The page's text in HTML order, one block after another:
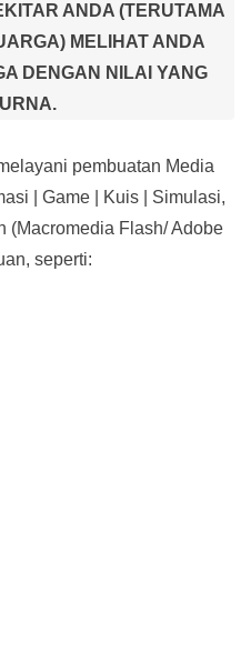
ANDA (TERUTAMA
MELIHAT ANDA
DENGAN NILAI YANG
pembuatan Media
| Game | Kuis | Simulasi,
(Macromedia Flash/ Adobe
seperti: